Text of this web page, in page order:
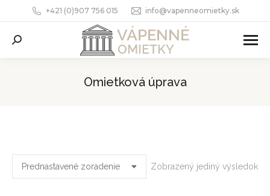
+421 (0)907 756 015 info@vapenneomietky.sk
Search:
Omietková úprava
Zobrazený jediný výsledok